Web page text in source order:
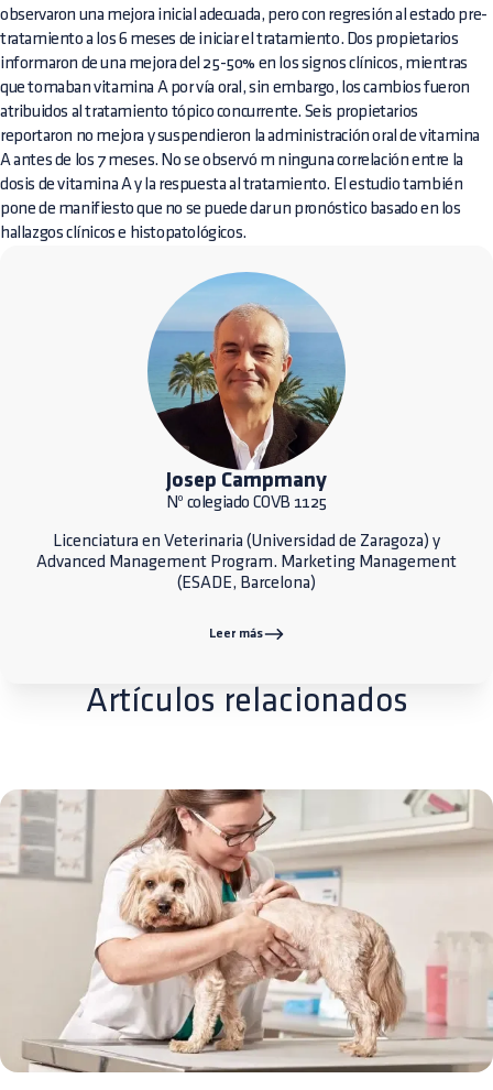
observaron una mejora inicial adecuada, pero con regresión al estado pre-
tratamiento a los 6 meses de iniciar el tratamiento. Dos propietarios
informaron de una mejora del 25-50% en los signos clínicos, mientras
que tomaban vitamina A por vía oral, sin embargo, los cambios fueron
atribuidos al tratamiento tópico concurrente. Seis propietarios
reportaron no mejora y suspendieron la administración oral de vitamina
A antes de los 7 meses. No se observó m ninguna correlación entre la
dosis de vitamina A y la respuesta al tratamiento. El estudio también
pone de manifiesto que no se puede dar un pronóstico basado en los
hallazgos clínicos e histopatológicos.
Josep Campmany
Nº colegiado COVB 1125
Licenciatura en Veterinaria (Universidad de Zaragoza) y
Advanced Management Program. Marketing Management
(ESADE, Barcelona)
Leer más
Artículos relacionados